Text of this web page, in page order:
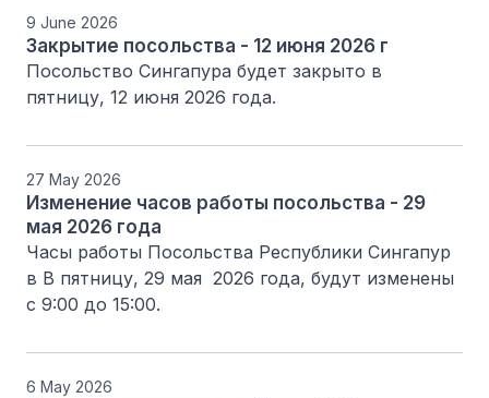
9 June 2026
Закрытие посольства - 12 июня 2026 г
Посольство Сингапура будет закрыто в
пятницу, 12 июня 2026 года.
27 May 2026
Изменение часов работы посольства - 29
мая 2026 года
Часы работы Посольства Республики Сингапур
в В пятницу, 29 мая  2026 года, будут изменены
с 9:00 до 15:00.
6 May 2026